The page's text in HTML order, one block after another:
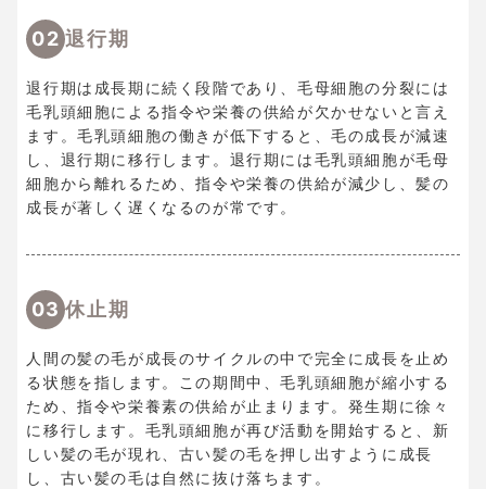
02 退行期
退行期は成長期に続く段階であり、毛母細胞の分裂には
毛乳頭細胞による指令や栄養の供給が欠かせないと言え
ます。毛乳頭細胞の働きが低下すると、毛の成長が減速
し、退行期に移行します。退行期には毛乳頭細胞が毛母
細胞から離れるため、指令や栄養の供給が減少し、髪の
成長が著しく遅くなるのが常です。
03 休止期
人間の髪の毛が成長のサイクルの中で完全に成長を止め
る状態を指します。この期間中、毛乳頭細胞が縮小する
ため、指令や栄養素の供給が止まります。発生期に徐々
に移行します。毛乳頭細胞が再び活動を開始すると、新
しい髪の毛が現れ、古い髪の毛を押し出すように成長
し、古い髪の毛は自然に抜け落ちます。